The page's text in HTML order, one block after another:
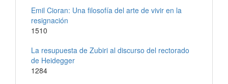
Emil Cioran: Una filosofía del arte de vivir en la
resignación
1510
La resupuesta de Zubiri al discurso del rectorado
de Heidegger
1284